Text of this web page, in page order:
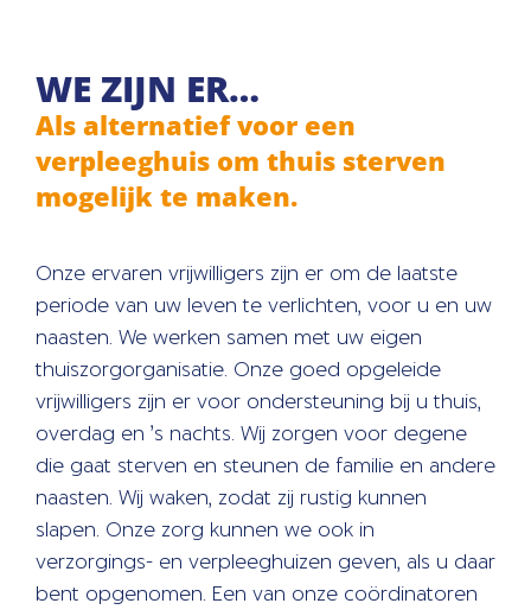
WE ZIJN ER…
Als alternatief voor een
verpleeghuis om thuis sterven
mogelijk te maken.
Onze ervaren vrijwilligers zijn er om de laatste
periode van uw leven te verlichten, voor u en uw
naasten. We werken samen met uw eigen
thuiszorgorganisatie. Onze goed opgeleide
vrijwilligers zijn er voor ondersteuning bij u thuis,
overdag en ’s nachts. Wij zorgen voor degene
die gaat sterven en steunen de familie en andere
naasten. Wij waken, zodat zij rustig kunnen
slapen. Onze zorg kunnen we ook in
verzorgings- en verpleeghuizen geven, als u daar
bent opgenomen. Een van onze coördinatoren